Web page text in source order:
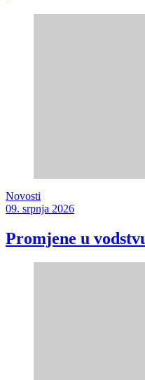
Novosti
09. srpnja 2026
Promjene u